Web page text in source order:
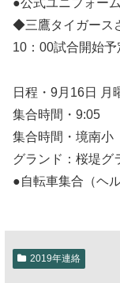
●公式ユニフォーム
◆三鷹タイガース
10：00試合開始予
日程・9月16日 月
集合時間・9:05
集合時間・境南小
グランド：桜堤グ
●自転車集合（ヘ
2019年連絡